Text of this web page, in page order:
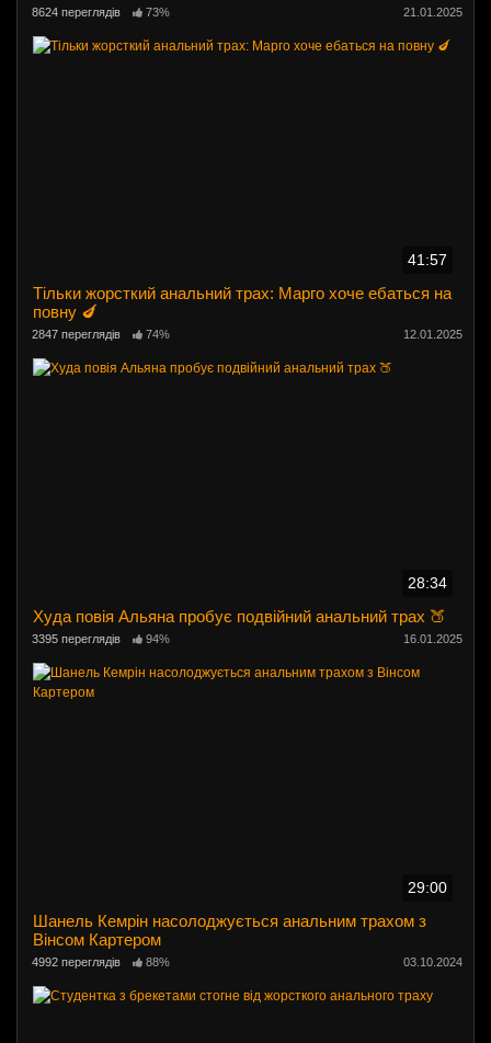
8624 переглядів 73% 21.01.2025
41:57
Тільки жорсткий анальний трах: Марго хоче ебаться на
повну 🍆
2847 переглядів 74% 12.01.2025
28:34
Худа повія Альяна пробує подвійний анальний трах 🍑
3395 переглядів 94% 16.01.2025
29:00
Шанель Кемрін насолоджується анальним трахом з
Вінсом Картером
4992 переглядів 88% 03.10.2024